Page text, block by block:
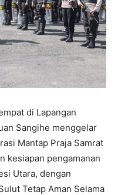
di Lapangan
Sangihe menggelar
Mantap Praja Samrat
kesiapan pengamanan
Utara, dengan
Tetap Aman Selama